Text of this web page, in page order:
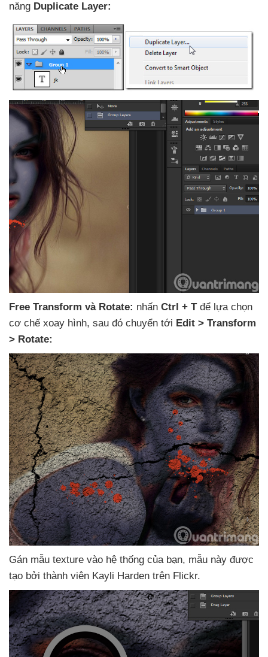
năng Duplicate Layer:
Free Transform và Rotate: nhấn Ctrl + T để lựa chọn
cơ chế xoay hình, sau đó chuyển tới Edit > Transform
> Rotate:
Gán mẫu texture vào hệ thống của bạn, mẫu này được
tạo bởi thành viên Kayli Harden trên Flickr.